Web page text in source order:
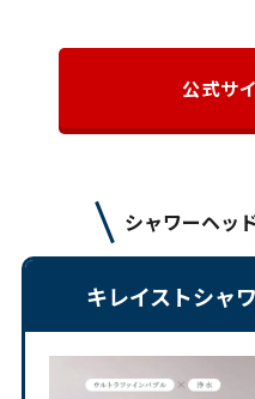
公式サ
シャワーヘッ
キレイストシャ